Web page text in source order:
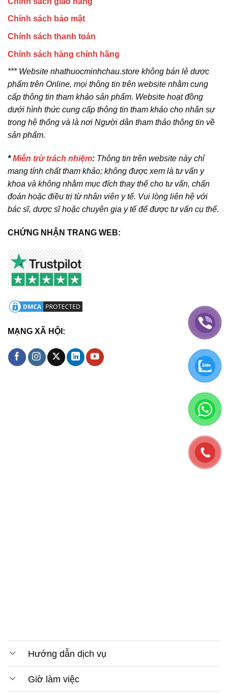
Chính sách bảo mật
Chính sách thanh toán
Chính sách hàng chính hãng
*** Website nhathuocminhchau.store không bán lẻ dược
phẩm trên Online, mọi thông tin trên website nhằm cung
cấp thông tin tham khảo sản phẩm. Website hoạt đồng
dưới hình thức cung cấp thông tin tham khảo cho nhân sự
trong hệ thống và là nơi Người dân tham thảo thông tin về
sản phẩm.
*Miễn trừ trách nhiệm: Thông tin trên website này chỉ
mang tính chất tham khảo; không được xem là tư vấn y
khoa và không nhằm mục đích thay thế cho tư vấn, chẩn
đoán hoặc điều trị từ nhân viên y tế. Vui lòng liên hệ với
bác sĩ, dược sĩ hoặc chuyên gia y tế để được tư vấn cụ thể.
CHỨNG NHẬN TRANG WEB:
MẠNG XÃ HỘI:
Hướng dẫn dịch vụ
Giờ làm việc